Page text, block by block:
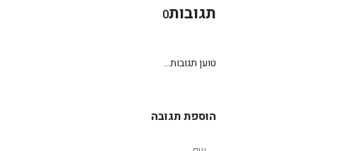
תגובות0
טוען תגובות...
הוספת תגובה